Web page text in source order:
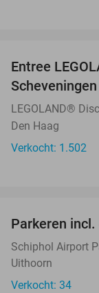
Entree
Scheveningen
LEGOLAND®
Den Haag
Verkocht: 1.502
Parkeren
Schiphol Airport
Uithoorn
Verkocht: 34